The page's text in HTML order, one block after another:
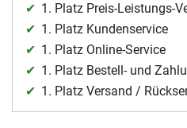
1. Platz Preis-Leistungs-
1. Platz Kundenservice
1. Platz Online-Service
1. Platz Bestell- und
1. Platz Versand /